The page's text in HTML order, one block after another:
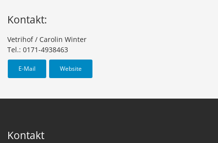
Kontakt:
Vetrihof / Carolin Winter
Tel.: 0171-4938463
E-Mail Website
Kontakt